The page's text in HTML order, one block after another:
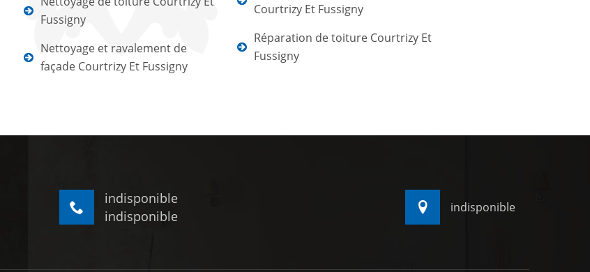
Fussigny
Nettoyage et ravalement de
façade Courtrizy Et Fussigny
Courtrizy Et Fussigny
Réparation de toiture Courtrizy Et
Fussigny
indisponible
indisponible
indisponible